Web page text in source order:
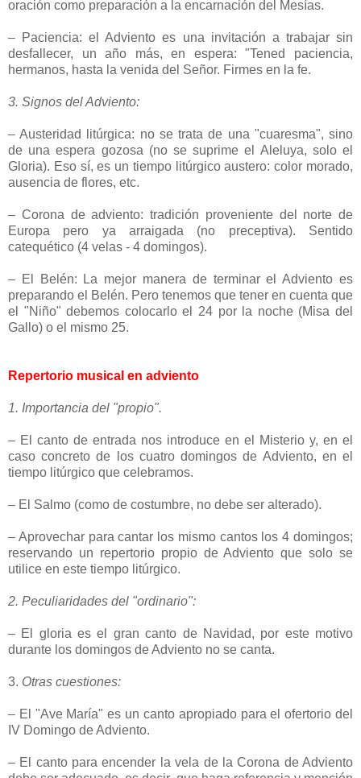
oración como preparación a la encarnación del Mesías.
– Paciencia: el Adviento es una invitación a trabajar sin
desfallecer, un año más, en espera: "Tened paciencia,
hermanos, hasta la venida del Señor. Firmes en la fe.
3. Signos del Adviento:
– Austeridad litúrgica: no se trata de una "cuaresma", sino
de una espera gozosa (no se suprime el Aleluya, solo el
Gloria). Eso sí, es un tiempo litúrgico austero: color morado,
ausencia de flores, etc.
– Corona de adviento: tradición proveniente del norte de
Europa pero ya arraigada (no preceptiva). Sentido
catequético (4 velas - 4 domingos).
– El Belén: La mejor manera de terminar el Adviento es
preparando el Belén. Pero tenemos que tener en cuenta que
el "Niño" debemos colocarlo el 24 por la noche (Misa del
Gallo) o el mismo 25.
Repertorio musical en adviento
1. Importancia del "propio".
– El canto de entrada nos introduce en el Misterio y, en el
caso concreto de los cuatro domingos de Adviento, en el
tiempo litúrgico que celebramos.
– El Salmo (como de costumbre, no debe ser alterado).
– Aprovechar para cantar los mismo cantos los 4 domingos;
reservando un repertorio propio de Adviento que solo se
utilice en este tiempo litúrgico.
2. Peculiaridades del "ordinario":
– El gloria es el gran canto de Navidad, por este motivo
durante los domingos de Adviento no se canta.
3. Otras cuestiones:
– El "Ave María" es un canto apropiado para el ofertorio del
IV Domingo de Adviento.
– El canto para encender la vela de la Corona de Adviento